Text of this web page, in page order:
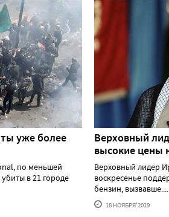
уже более
по меньшей
в 21 городе
Верховный
высокие цены
Верховный лидер
воскресенье
бензин,
18 НОЯБРЯ'2019